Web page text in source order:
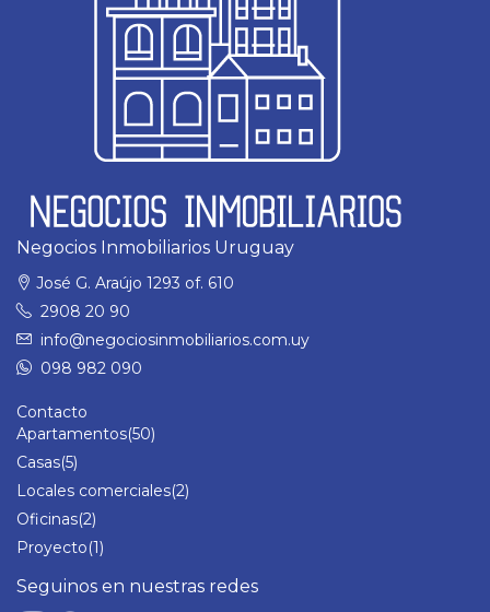
Negocios Inmobiliarios Uruguay
José G. Araújo 1293 of. 610
2908 20 90
info@negociosinmobiliarios.com.uy
098 982 090
Contacto
Apartamentos(50)
Casas(5)
Locales comerciales(2)
Oficinas(2)
Proyecto(1)
Seguinos en nuestras redes